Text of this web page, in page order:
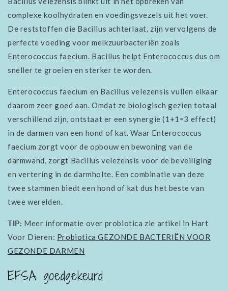
complexe koolhydraten en voedingsvezels uit het voer.
De reststoffen die Bacillus achterlaat, zijn vervolgens de
perfecte voeding voor melkzuurbacteriën zoals
Enterococcus faecium. Bacillus helpt Enterococcus dus om
sneller te groeien en sterker te worden.
Enterococcus faecium en Bacillus velezensis vullen elkaar
daarom zeer goed aan. Omdat ze biologisch gezien totaal
verschillend zijn, ontstaat er een synergie (1+1=3 effect)
in de darmen van een hond of kat. Waar Enterococcus
faecium zorgt voor de opbouw en bewoning van de
darmwand, zorgt Bacillus velezensis voor de beveiliging
en vertering in de darmholte. Een combinatie van deze
twee stammen biedt een hond of kat dus het beste van
twee werelden.
TIP: Meer informatie over probiotica zie artikel in Hart
Voor Dieren: Probiotica GEZONDE BACTERIËN VOOR
GEZONDE DARMEN
EFSA goedgekeurd